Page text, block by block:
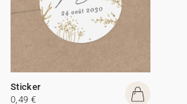
Sticker
0,49 €